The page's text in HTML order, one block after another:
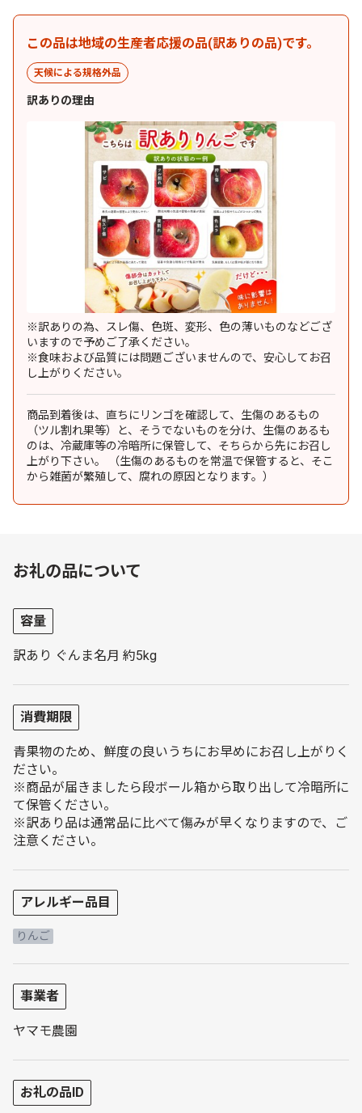
この品は地域の生産者応援の品(訳ありの品)です。
天候による規格外品
訳ありの理由
※訳ありの為、スレ傷、色斑、変形、色の薄いものなどござ
いますので予めご了承ください。
※食味および品質には問題ございませんので、安心してお召
し上がりください。
商品到着後は、直ちにリンゴを確認して、生傷のあるもの
（ツル割れ果等）と、そうでないものを分け、生傷のあるも
のは、冷蔵庫等の冷暗所に保管して、そちらから先にお召し
上がり下さい。 （生傷のあるものを常温で保管すると、そこ
から雑菌が繁殖して、腐れの原因となります。）
お礼の品について
容量
訳あり ぐんま名月 約5kg
消費期限
青果物のため、鮮度の良いうちにお早めにお召し上がりく
ださい。
※商品が届きましたら段ボール箱から取り出して冷暗所に
て保管ください。
※訳あり品は通常品に比べて傷みが早くなりますので、ご
注意ください。
アレルギー品目
りんご
事業者
ヤマモ農園
お礼の品ID